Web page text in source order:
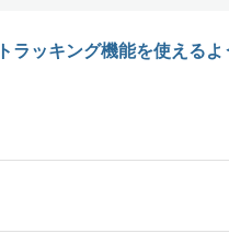
ッキング機能を使える